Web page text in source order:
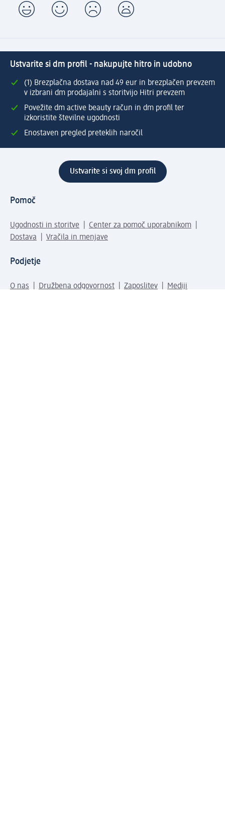
Ustvarite si dm profil - nakupujte hitro in udobno
(1) Brezplačna dostava nad 49 eur in brezplačen prevzem
v izbrani dm prodajalni s storitvijo Hitri prevzem
Povežite dm active beauty račun in dm profil ter
izkoristite številne ugodnosti
Enostaven pregled preteklih naročil
Ustvarite si svoj dm profil
Pomoč
Ugodnosti in storitve
Center za pomoč uporabnikom
Dostava
Vračila in menjave
Podjetje
O nas Družbena odgovornost Zaposlitev Mediji